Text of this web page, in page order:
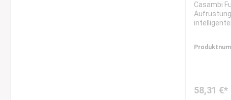
Casambi
58,31 €*